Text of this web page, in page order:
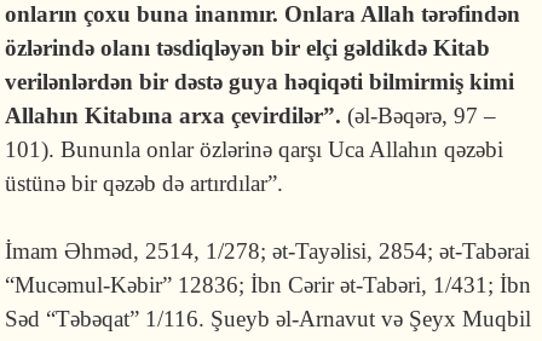
onların çoxu buna inanmır. Onlara Allah tərəfindən
özlərində olanı təsdiqləyən bir elçi gəldikdə Kitab
verilənlərdən bir dəstə guya həqiqəti bilmirmiş kimi
Allahın Kitabına arxa çevirdilər”.(əl-Bəqərə, 97 –
101). Bununla onlar özlərinə qarşı Uca Allahın qəzəbi
üs­tünə bir qə­zəb də artırdılar”.
İmam Əhməd, 2514, 1/278; ət-Tayəlisi, 2854; ət-Tabərai
“Mucəmul-Kəbir” 12836; İbn Cərir ət-Tabəri, 1/431; İbn
Səd “Təbəqat” 1/116. Şueyb əl-Arnavut və Şeyx Muqbil